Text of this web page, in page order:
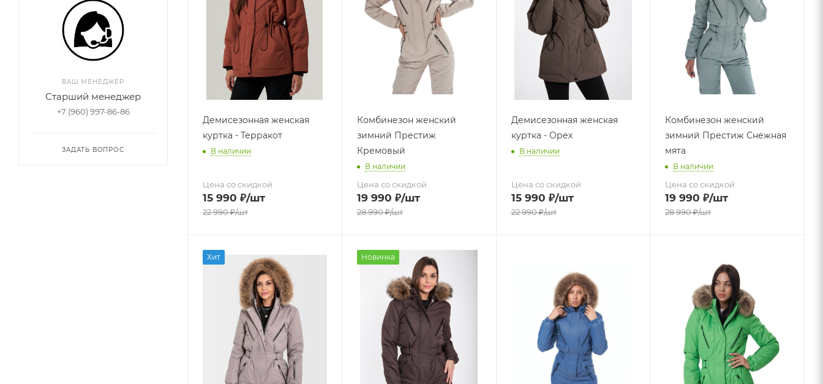
Демисезонная женская
куртка - Терракот
В наличии
Цена со скидкой
15 990 ₽/шт
22 990₽/шт
Комбинезон женский
зимний Престиж
Кремовый
В наличии
Цена со скидкой
19 990 ₽/шт
28 990₽/шт
Демисезонная женская
куртка - Орех
В наличии
Цена со скидкой
15 990 ₽/шт
22 990₽/шт
Комбинезон женский
зимний Престиж Снежная
мята
В наличии
Цена со скидкой
19 990 ₽/шт
28 990₽/шт
Хит Новинка
ВАШ МЕНЕДЖЕР
Старший менеджер
+7 (960) 997-86-86
ЗАДАТЬ ВОПРОС